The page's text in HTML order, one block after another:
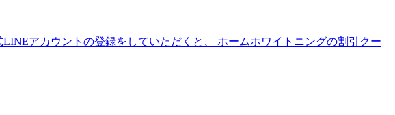
アカウントの登録をしていただくと、 ホームホワイトニングの割引クー